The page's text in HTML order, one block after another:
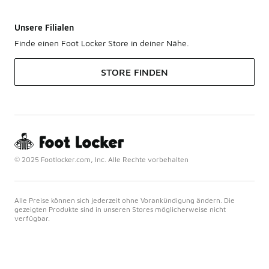
Unsere Filialen
Finde einen Foot Locker Store in deiner Nähe.
STORE FINDEN
© 2025 Footlocker.com, Inc. Alle Rechte vorbehalten
Alle Preise können sich jederzeit ohne Vorankündigung ändern. Die
gezeigten Produkte sind in unseren Stores möglicherweise nicht
verfügbar.